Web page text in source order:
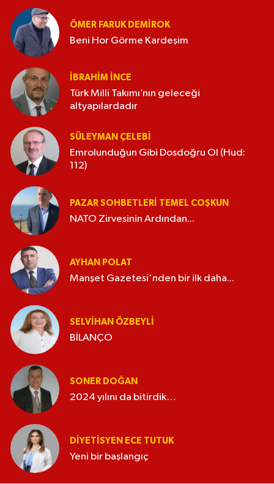
ÖMER FARUK DEMIROK
Beni Hor Görme Kardeşim
İBRAHIM İNCE
Türk Milli Takımı’nın geleceği
altyapılardadır
SÜLEYMAN ÇELEBI
Emrolunduğun Gibi Dosdoğru Ol (Hud:
112)
PAZAR SOHBETLERI TEMEL COŞKUN
NATO Zirvesinin Ardından...
AYHAN POLAT
Manşet Gazetesi'nden bir ilk daha...
SELVIHAN ÖZBEYLI
BİLANÇO
SONER DOĞAN
2024 yılını da bitirdik…
DIYETISYEN ECE TUTUK
Yeni bir başlangıç